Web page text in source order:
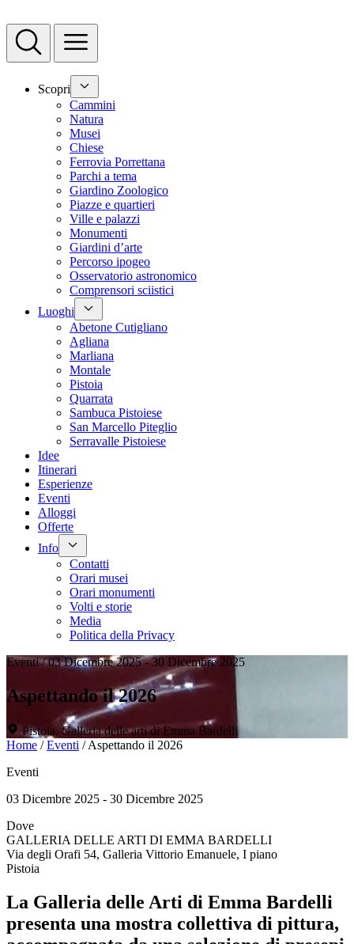
Scopri
Cammini
Natura
Musei
Chiese
Ferrovia Porrettana
Parchi a tema
Giardino Zoologico
Piazze e quartieri
Ville e palazzi
Monumenti
Giardini d’arte
Percorso ipogeo
Osservatorio astronomico
Comprensori sciistici
Luoghi
Abetone Cutigliano
Agliana
Marliana
Montale
Pistoia
Quarrata
Sambuca Pistoiese
San Marcello Piteglio
Serravalle Pistoiese
Idee
Itinerari
Esperienze
Eventi
Alloggi
Offerte
Info
Contatti
Orari musei
Orari monumenti
Volti e storie
Media
Politica della Privacy
Eventi / 03 Dicembre 2025 - 30 Dicembre 2025
Aspettando il 2026
Pistoia, Galleria delle arti di Emma Bardelli
Home /Eventi /Aspettando il 2026
Eventi
03 Dicembre 2025 - 30 Dicembre 2025
Dove
GALLERIA DELLE ARTI DI EMMA BARDELLI
Via degli Orafi 54, Galleria Vittorio Emanuele, I piano
Pistoia
La Galleria delle Arti di Emma Bardelli
presenta una mostra collettiva di pittura,